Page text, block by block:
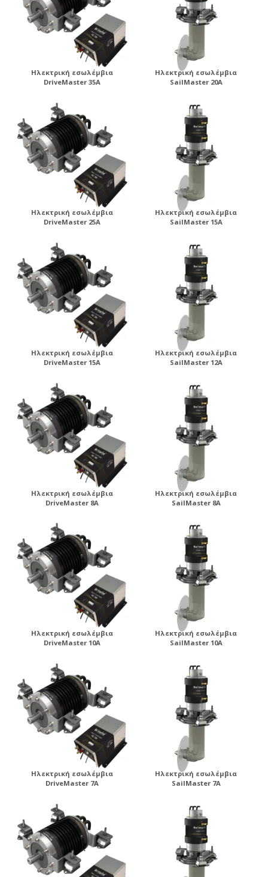
Ηλεκτρική εσωλέμβια
DriveMaster 35A
Ηλεκτρική εσωλέμβια
DriveMaster 25A
Ηλεκτρική εσωλέμβια
DriveMaster 15A
Ηλεκτρική εσωλέμβια
DriveMaster 8A
Ηλεκτρική εσωλέμβια
DriveMaster 10A
Ηλεκτρική εσωλέμβια
DriveMaster 7A
Ηλεκτρική εσωλέμβια
SailMaster 20A
Ηλεκτρική εσωλέμβια
SailMaster 15A
Ηλεκτρική εσωλέμβια
SailMaster 12A
Ηλεκτρική εσωλέμβια
SailMaster 8A
Ηλεκτρική εσωλέμβια
SailMaster 10A
Ηλεκτρική εσωλέμβια
SailMaster 7A